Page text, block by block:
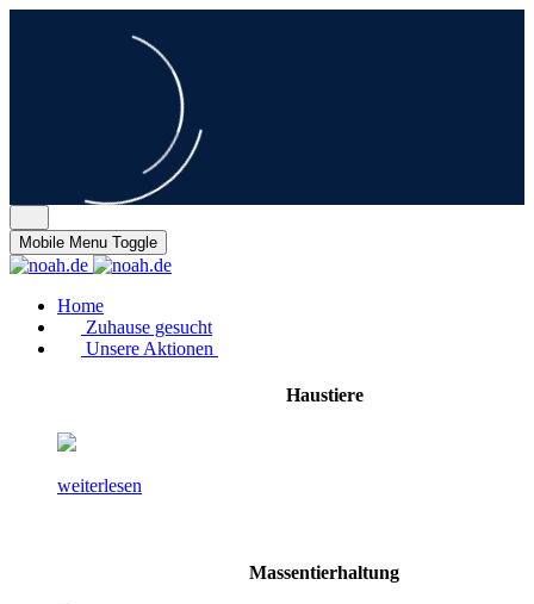
Mobile Menu Toggle
Home
Zuhause gesucht
Unsere Aktionen
Haustiere
weiterlesen
Massentierhaltung